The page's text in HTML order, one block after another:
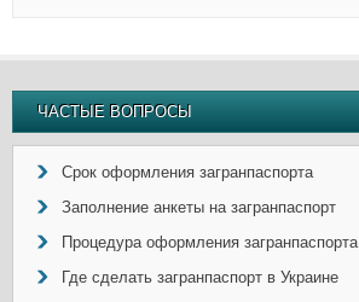
ЧАСТЫЕ ВОПРОСЫ
Срок оформления загранпаспорта
Заполнение анкеты на загранпаспорт
Процедура оформления загранпаспорта
Где сделать загранпаспорт в Украине